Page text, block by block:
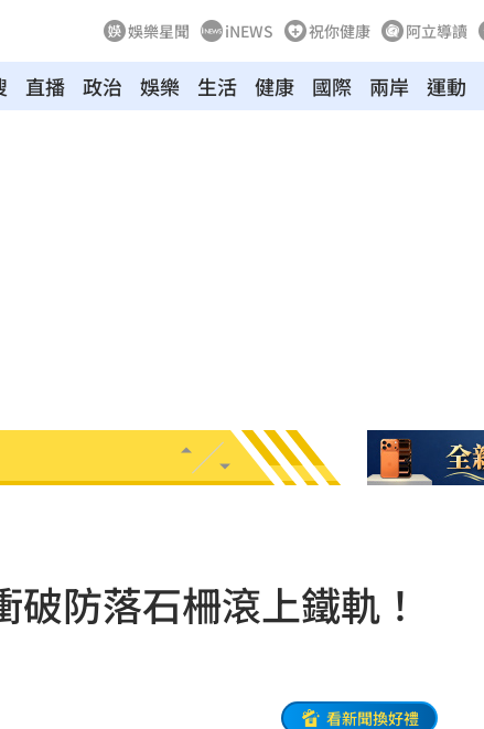
娛樂星聞 iNEWS 祝你健康 阿立導讀
直播 政治 娛樂 生活 健康 國際 兩岸 運動
防落石柵滾上鐵軌！
看新聞換好禮